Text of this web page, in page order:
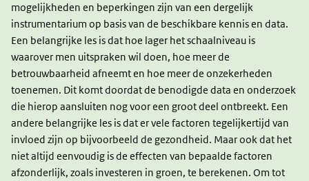
mogelijkheden en beperkingen zijn van een dergelijk
instrumentarium op basis van de beschikbare kennis en data.
Een belangrijke les is dat hoe lager het schaalniveau is
waarover men uitspraken wil doen, hoe meer de
betrouwbaarheid afneemt en hoe meer de onzekerheden
toenemen. Dit komt doordat de benodigde data en onderzoek
die hierop aansluiten nog voor een groot deel ontbreekt. Een
andere belangrijke les is dat er vele factoren tegelijkertijd van
invloed zijn op bijvoorbeeld de gezondheid. Maar ook dat het
niet altijd eenvoudig is de effecten van bepaalde factoren
afzonderlijk, zoals investeren in groen, te berekenen. Om tot